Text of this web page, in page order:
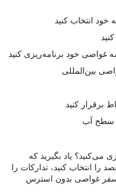
انتخاب کنید
غواصی خود برنامه‌ریزی کنید
بین‌المللی
برقرار کنید
سطح آب
می‌کنید؟ یاد بگیرید که
را انتخاب کنید، تدارکات را
سفر غواصی بدون استرس